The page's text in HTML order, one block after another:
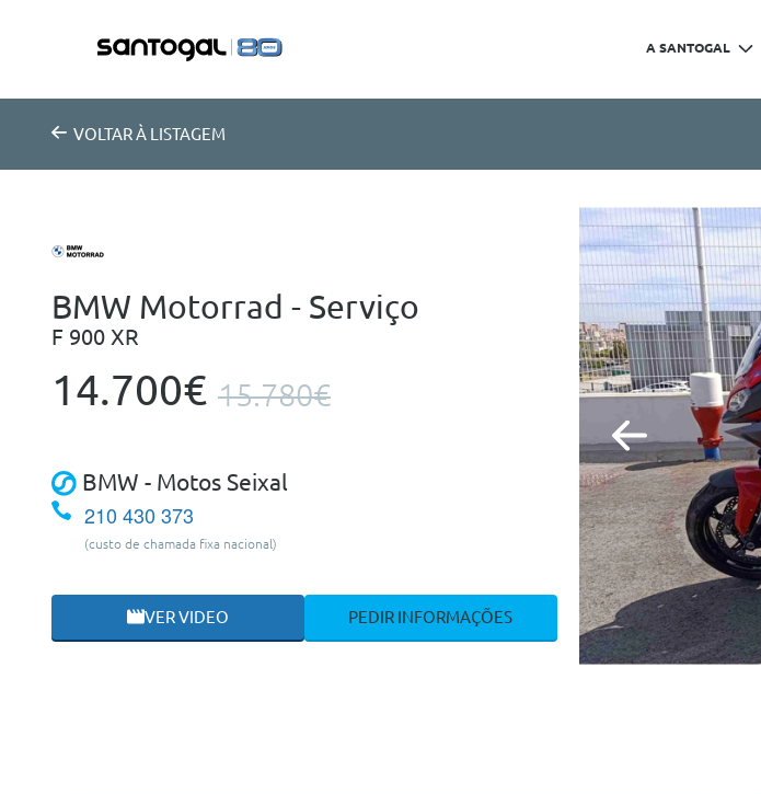
A SANTOGAL
VOLTARÀ LISTAGEM
BMW Motorrad - Serviço
F 900 XR
14.700€ 15.780€
BMW - Motos Seixal
210 430 373
(custo de chamada fixa nacional)
VER VIDEO PEDIR INFORMAÇÕES